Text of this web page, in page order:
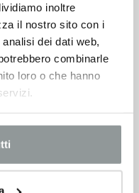
inoltre
il nostro sito con i
dei dati web,
combinarle
loro o che hanno